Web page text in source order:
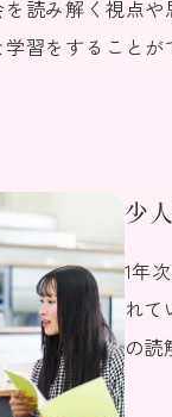
読み解く視点
習をすることが
少
1年
れ
の読